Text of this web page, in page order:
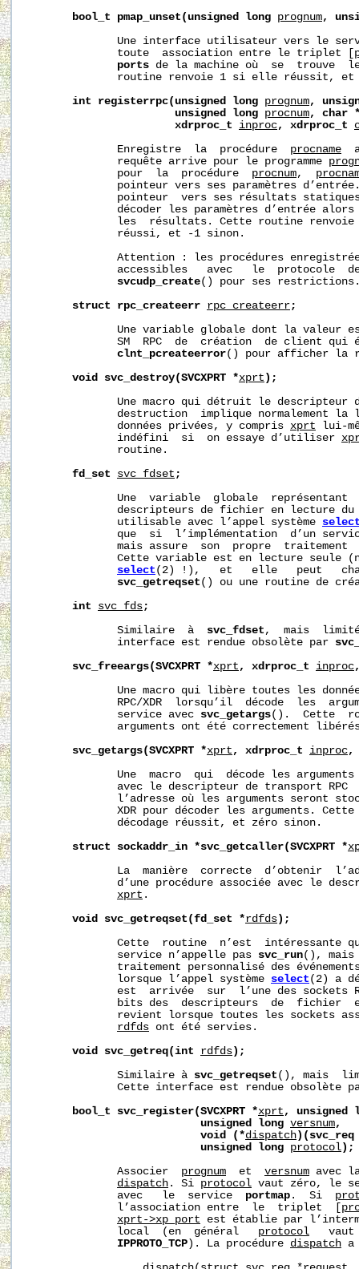
bool_t
pmap_unset(unsigned long prognum,
Une interface utilisateur vers le
              toute  association entre le triplet [
ports de la machine où  se  trouve
routine renvoie 1 si elle réussit, et
int
registerrpc(unsigned long prognum,
unsigned
long procnum, char
xdrproc_t
inproc, xdrproc_t
              Enregistre  la  procédure
procname
              requête arrive pour le programme
              pour  la  procédure
procnum,
pointeur vers ses paramètres
pointeur  vers ses résultats
décoder les paramètres d’entrée
les  résultats. Cette routine
              réussi, et -1 sinon.
Attention : les procédures
accessibles   avec   le  protocole
svcudp_create() pour ses
struct
rpc_createerr rpc_createerr ;
Une variable globale dont la valeur
SM  RPC  de  création  de client qui
clnt_pcreateerror() pour afficher la
void
svc_destroy(SVCXPRT *xprt );
Une macro qui détruit le
destruction  implique normalement la
              données privées, y compris
xprt lui-
              indéfini  si  on essaye d’utiliser
              routine.
fd_set
svc_fdset ;
Une  variable  globale  représentant
descripteurs de fichier en lecture
              utilisable avec l’appel système
que  si  l’implémentation  d’un
mais assure  son  propre  traitement
Cette variable est en lecture seule
select (2) !),   et   elle   peut
svc_getreqset () ou une routine de
int
svc_fds ;
              Similaire  à
svc_fdset ,  mais
              interface est rendue obsolète par
svc_freeargs(SVCXPRT *xprt , xdrproc_t inproc
Une macro qui libère toutes les
RPC/XDR  lorsqu’il  décode  les
              service avec
svc_getargs().  Cette
arguments ont été correctement
svc_getargs(SVCXPRT *xprt , xdrproc_t inproc,
Une  macro  qui  décode les
avec le descripteur de transport
l’adresse où les arguments seront
XDR pour décoder les arguments.
              décodage réussit, et zéro sinon.
struct
sockaddr_in *svc_getcaller(SVCXPRT *
La  manière  correcte  d’obtenir
d’une procédure associée avec le
xprt .
void
svc_getreqset(fd_set *rdfds );
Cette  routine  n’est  intéressante
              service n’appelle pas
svc_run(), mais
traitement personnalisé des
              lorsque l’appel système
select (2) a
est  arrivée  sur  l’une des sockets
bits des  descripteurs  de  fichier
revient lorsque toutes les sockets
rdfds ont été servies.
void
svc_getreq(int rdfds );
              Similaire à
svc_getreqset (), mais
Cette interface est rendue obsolète
bool_t
svc_register(SVCXPRT *xprt , unsigned
unsigned
long versnum,
void
(*dispatch )(svc_req
unsigned
long protocol );
              Associer
prognum
  et
versnum avec
dispatch . Si protocol vaut zéro, le
              avec   le  service
portmap .  Si
              l’association entre  le  triplet  [
xprt->xp_port est établie par
              local  (en  général
protocol
IPPROTO_TCP ). La procédure dispatch a